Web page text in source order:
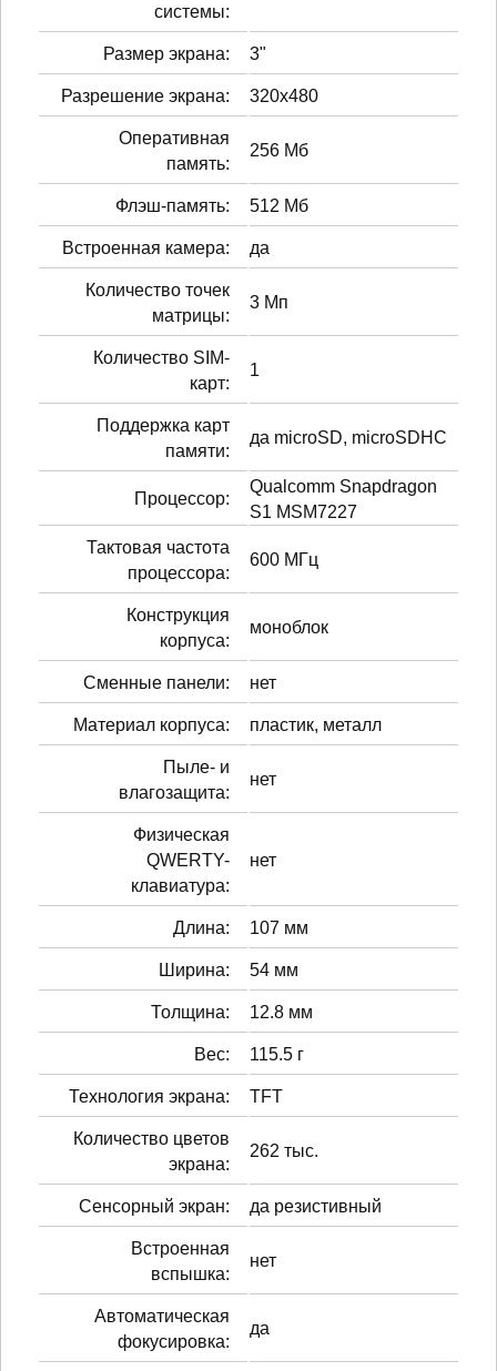
системы:
Размер экрана: 3"
Разрешение экрана: 320x480
Оперативная
память:
256 Мб
Флэш-память: 512 Мб
Встроенная камера: да
Количество точек
матрицы:
3 Мп
Количество SIM-
карт:
1
Поддержка карт
памяти:
да microSD, microSDHC
Процессор:
Qualcomm Snapdragon
S1 MSM7227
Тактовая частота
процессора:
600 МГц
Конструкция
корпуса:
моноблок
Сменные панели: нет
Материал корпуса: пластик, металл
Пыле- и
влагозащита:
нет
Физическая
QWERTY-
клавиатура:
нет
Длина: 107 мм
Ширина: 54 мм
Толщина: 12.8 мм
Вес: 115.5 г
Технология экрана: TFT
Количество цветов
экрана:
262 тыс.
Сенсорный экран: да резистивный
Встроенная
вспышка:
нет
Автоматическая
фокусировка:
да